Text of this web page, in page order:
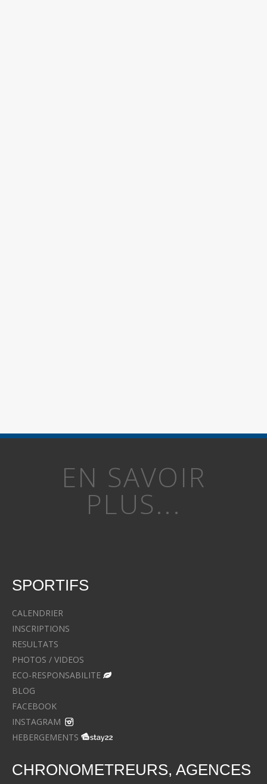
EN SAVOIR
PLUS...
SPORTIFS
CALENDRIER
INSCRIPTIONS
RESULTATS
PHOTOS / VIDEOS
ECO-RESPONSABILITE
BLOG
FACEBOOK
INSTAGRAM
HEBERGEMENTS
CHRONOMETREURS, AGENCES